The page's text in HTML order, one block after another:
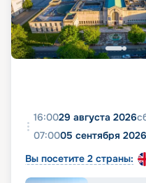
16:0029 августа 2026
07:0005 сентября 2026
Вы посетите 2 страны: